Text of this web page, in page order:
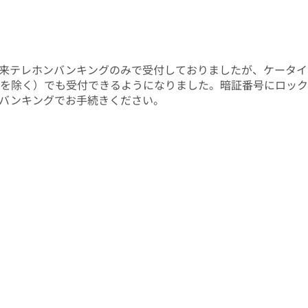
テレホンバンキングのみで受付しておりましたが、ケータ
除く）でも受付できるようになりました。暗証番号にロッ
ンキングでお手続きください。